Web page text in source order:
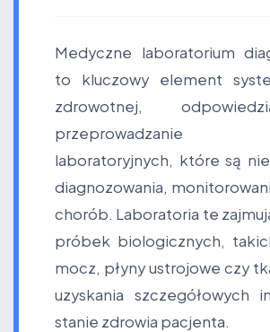
Medyczne laboratorium
to kluczowy element
zdrowotnej,
laboratoryjnych, które są
diagnozowania,
chorób. Laboratoria te
próbek biologicznych,
mocz, płyny ustrojowe czy
uzyskania szczegółowych
stanie zdrowia pacjenta.